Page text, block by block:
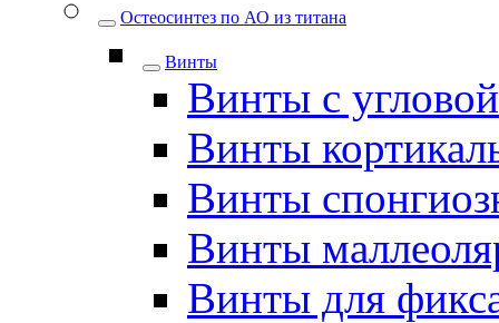
Остеосинтез по АО из титана
Винты
Винты с
Винты
Винты
Винты
Винты для